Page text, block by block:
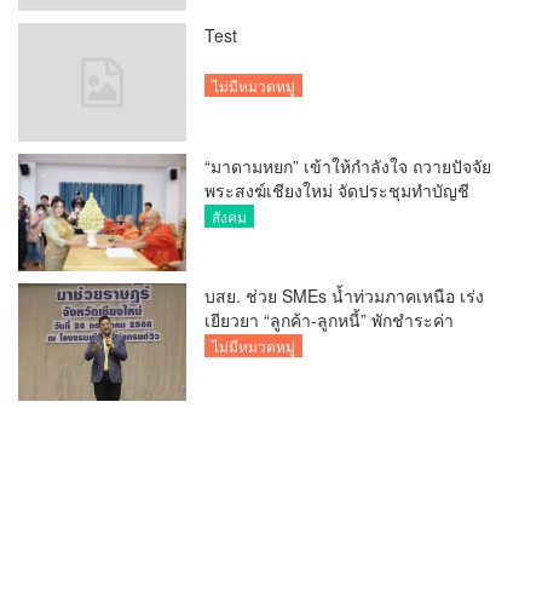
Test
ไม่มีหมวดหมู่
“มาดามหยก” เข้าให้กำลังใจ ถวายปัจจัย
พระสงฆ์เชียงใหม่ จัดประชุมทำบัญชี
รายรับรายจ่ายของวัด กว่า 300 รูป ที่วัด
สังคม
บสย. ช่วย SMEs น้ำท่วมภาคเหนือ เร่ง
เยียวยา “ลูกค้า-ลูกหนี้” พักชำระค่า
ธรรมเนียม-ค่างวด
ไม่มีหมวดหมู่